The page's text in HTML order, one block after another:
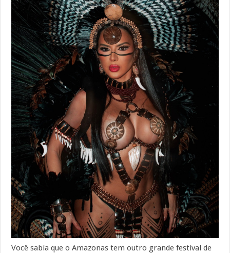
Você sabia que o Amazonas tem outro grande festival de